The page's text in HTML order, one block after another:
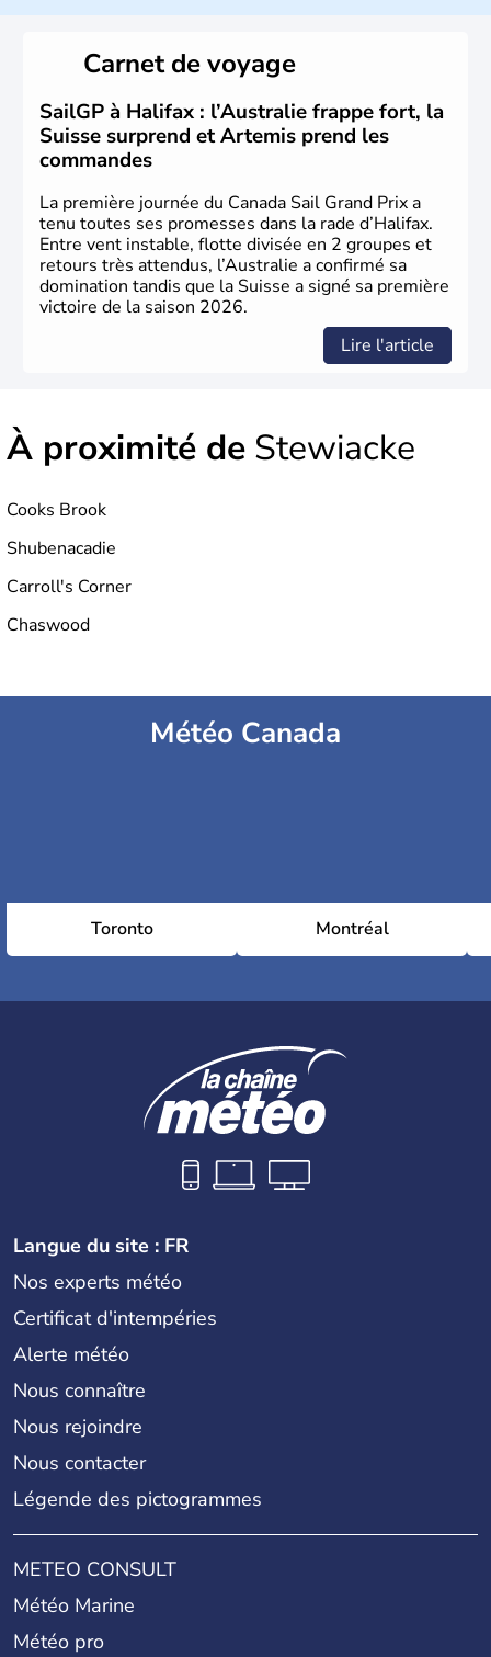
territoire de la ville de Québec, le Canada passe ensuite
sous le contrôle des Britanniques. L'indépendance du
pays a été obtenue au cours d'un long processus qui s'est
étalé de 1867 à 1982. Le peuple autochtone des Inuits,
aujourd'hui appelé Eskimos, n'est découvert qu'au début
du XXème siècle lors d'une expédition dans le Grand
Nord.
Carnet de voyage
SailGP à Halifax : l’Australie frappe fort, la
Suisse surprend et Artemis prend les
commandes
La première journée du Canada Sail Grand Prix a
tenu toutes ses promesses dans la rade d’Halifax.
Entre vent instable, flotte divisée en 2 groupes et
retours très attendus, l’Australie a confirmé sa
domination tandis que la Suisse a signé sa première
victoire de la saison 2026.
Lire l'article
À proximité de Stewiacke
Cooks Brook
Shubenacadie
Carroll's Corner
Chaswood
Météo Canada
Toronto Montréal
Langue du site : FR
Nos experts météo
Certificat d'intempéries
Alerte météo
Nous connaître
Nous rejoindre
Nous contacter
Légende des pictogrammes
METEO CONSULT
Météo Marine
Météo pro